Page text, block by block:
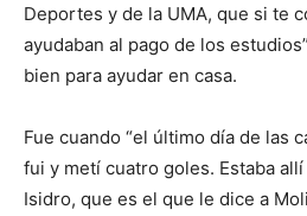
Deportes y de la UMA, que si te
ayudaban al pago de los
bien para ayudar en casa.
Fue cuando “el último día de las
fui y metí cuatro goles. Estaba
Isidro, que es el que le dice a